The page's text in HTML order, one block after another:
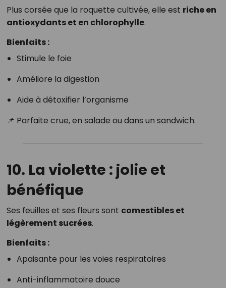
Plus corsée que la roquette cultivée, elle est riche en
antioxydants et en chlorophylle.
Bienfaits :
Stimule le foie
Améliore la digestion
Aide à détoxifier l’organisme
📌 Parfaite crue, en salade ou dans un sandwich.
10. La violette : jolie et
bénéfique
Ses feuilles et ses fleurs sont comestibles et
légèrement sucrées.
Bienfaits :
Apaisante pour les voies respiratoires
Anti-inflammatoire douce